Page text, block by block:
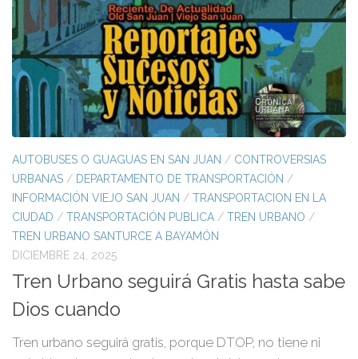
AUTOBUSES O GUAGUAS EN SAN JUAN / CONTROVERSIAS
URBANAS / DEPARTAMENTO DE TRANSPORTACIÓN /
INFORMACIÓN VIEJO SAN JUAN / TRANSPORTACION EN LA
CIUDAD / TRANSPORTACIÓN PUBLICA / TREN URBANO /
TREN URBANO SANTURCE A BAYAMÓN
DICIEMBRE 24, 2025
Tren Urbano seguirá Gratis hasta sabe
Dios cuando
Tren urbano seguirá gratis, porque DTOP, no tiene ni